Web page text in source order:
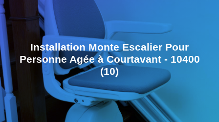
Installation Monte Escalier Pour
Personne Agée à Courtavant - 10400
(10)